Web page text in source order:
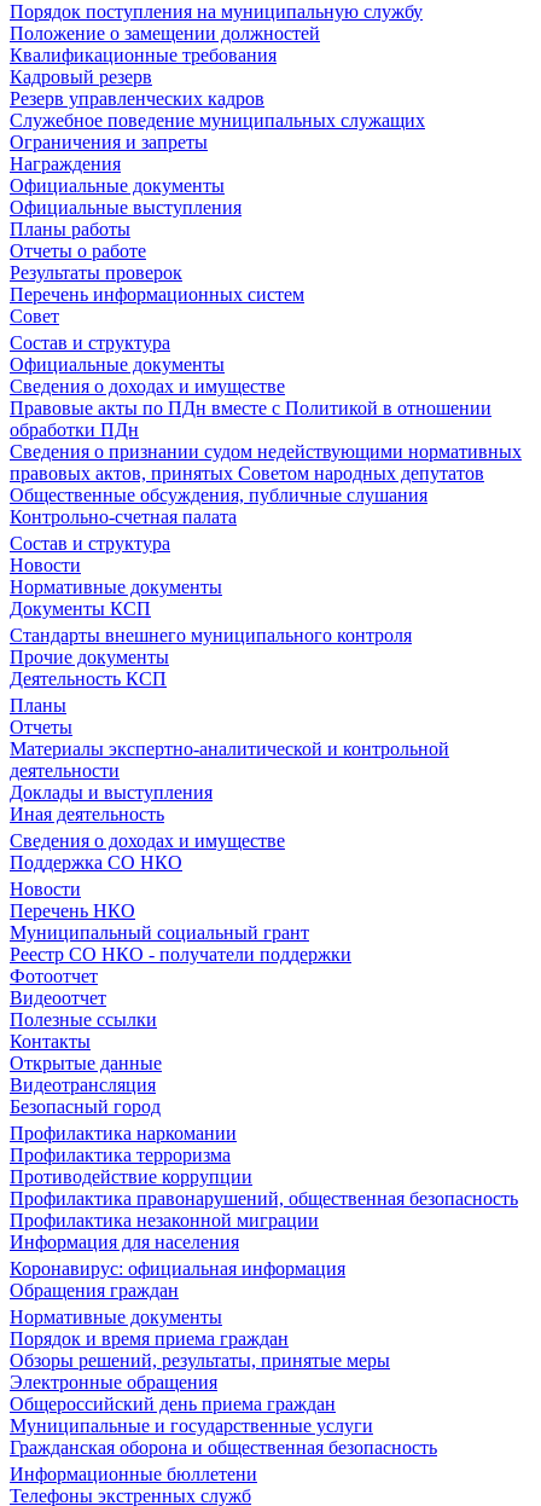
Порядок поступления на муниципальную службу
Положение о замещении должностей
Квалификационные требования
Кадровый резерв
Резерв управленческих кадров
Служебное поведение муниципальных служащих
Ограничения и запреты
Награждения
Официальные документы
Официальные выступления
Планы работы
Отчеты о работе
Результаты проверок
Перечень информационных систем
Совет
Состав и структура
Официальные документы
Сведения о доходах и имуществе
Правовые акты по ПДн вместе с Политикой в отношении
обработки ПДн
Сведения о признании судом недействующими нормативных
правовых актов, принятых Советом народных депутатов
Общественные обсуждения, публичные слушания
Контрольно-счетная палата
Состав и структура
Новости
Нормативные документы
Документы КСП
Стандарты внешнего муниципального контроля
Прочие документы
Деятельность КСП
Планы
Отчеты
Материалы экспертно-аналитической и контрольной
деятельности
Доклады и выступления
Иная деятельность
Сведения о доходах и имуществе
Поддержка СО НКО
Новости
Перечень НКО
Муниципальный социальный грант
Реестр СО НКО - получатели поддержки
Фотоотчет
Видеоотчет
Полезные ссылки
Контакты
Открытые данные
Видеотрансляция
Безопасный город
Профилактика наркомании
Профилактика терроризма
Противодействие коррупции
Профилактика правонарушений, общественная безопасность
Профилактика незаконной миграции
Информация для населения
Коронавирус: официальная информация
Обращения граждан
Нормативные документы
Порядок и время приема граждан
Обзоры решений, результаты, принятые меры
Электронные обращения
Общероссийский день приема граждан
Муниципальные и государственные услуги
Гражданская оборона и общественная безопасность
Информационные бюллетени
Телефоны экстренных служб